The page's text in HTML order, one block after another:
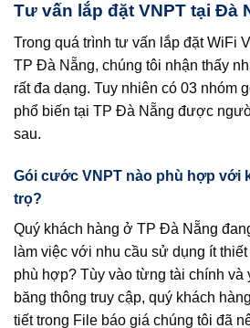
Tư vấn lắp đặt VNPT tại Đà
Trong quá trình tư vấn lắp đặt WiFi
TP Đà Nẵng, chúng tôi nhận thấy
rất đa dạng. Tuy nhiên có 03 nhóm
phổ biến tại TP Đà Nẵng được
sau.
Gói cước VNPT nào phù hợp với
trọ?
Quý khách hàng ở TP Đà Nẵng
làm việc với nhu cầu sử dụng ít
phù hợp? Tùy vào từng tài chính và
băng thông truy cập, quý khách
tiết trong File báo giá chúng tôi đã